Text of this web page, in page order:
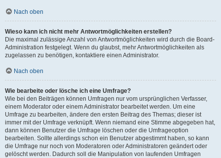
Nach oben
Wieso kann ich nicht mehr Antwortmöglichkeiten erstellen?
Die maximal zulässige Anzahl von Antwortmöglichkeiten wird durch die Board-
Administration festgelegt. Wenn du glaubst, mehr Antwortmöglichkeiten als
zugelassen zu benötigen, kontaktiere einen Administrator.
Nach oben
Wie bearbeite oder lösche ich eine Umfrage?
Wie bei den Beiträgen können Umfragen nur vom ursprünglichen Verfasser,
einem Moderator oder einem Administrator bearbeitet werden. Um eine
Umfrage zu bearbeiten, ändere den ersten Beitrag des Themas; dieser ist
immer mit der Umfrage verknüpft. Wenn niemand eine Stimme abgegeben hat,
dann können Benutzer die Umfrage löschen oder die Umfrageoption
bearbeiten. Sollte allerdings schon ein Benutzer abgestimmt haben, so kann
die Umfrage nur noch von Moderatoren oder Administratoren geändert oder
gelöscht werden. Dadurch soll die Manipulation von laufenden Umfragen